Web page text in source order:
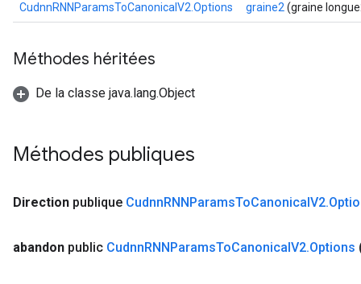
CudnnRNNParamsToCanonicalV2.Options graine2 (graine
Méthodes héritées
De la classe java.lang.Object
Méthodes publiques
Direction publique CudnnRNNParamsToCanonicalV2.
abandon public CudnnRNNParamsToCanonicalV2.Options